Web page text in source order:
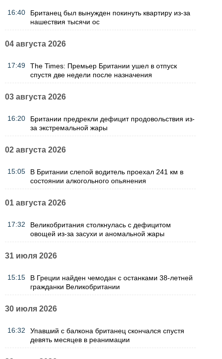
16:40
Британец был вынужден покинуть квартиру из-за
нашествия тысячи ос
04 августа 2026
17:49
The Times: Премьер Британии ушел в отпуск
спустя две недели после назначения
03 августа 2026
16:20
Британии предрекли дефицит продовольствия из-
за экстремальной жары
02 августа 2026
15:05
В Британии слепой водитель проехал 241 км в
состоянии алкогольного опьянения
01 августа 2026
17:32
Великобритания столкнулась с дефицитом
овощей из-за засухи и аномальной жары
31 июля 2026
15:15
В Греции найден чемодан с останками 38-летней
гражданки Великобритании
30 июля 2026
16:32
Упавший с балкона британец скончался спустя
девять месяцев в реанимации